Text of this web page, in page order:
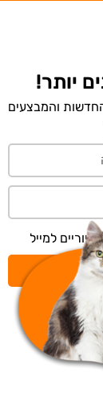
יותר!
והמבצעים
למייל